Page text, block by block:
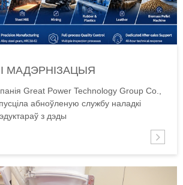
МАДЭРНІЗАЦЫЯ
РЭДУКТАРАЎ
Great Power Technology Group Co.,
абноўленую службу наладкі
з дэды